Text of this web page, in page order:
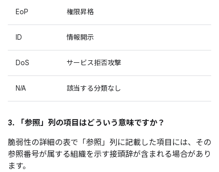
EoP 権限昇格
ID 情報開示
DoS サービス拒否攻撃
N/A 該当する分類なし
3. 「参照」 列の項目はどういう意味ですか？
脆弱性の詳細の表で「参照」 列に記載した項目には、その
参照番号が属する組織を示す接頭辞が含まれる場合があり
ます。